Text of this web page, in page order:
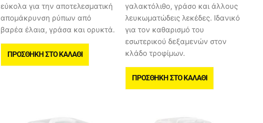
εύκολα για την αποτελεσματική
απομάκρυνση ρύπων από
βαρέα έλαια, γράσα και ορυκτά.
ΠΡΟΣΘΉΚΗ ΣΤΟ ΚΑΛΆΘΙ
γαλακτόλιθο, γράσο και άλλους
λευκωματώδεις λεκέδες. Ιδανικό
για τον καθαρισμό του
εσωτερικού δεξαμενών στον
κλάδο τροφίμων.
ΠΡΟΣΘΉΚΗ ΣΤΟ ΚΑΛΆΘΙ